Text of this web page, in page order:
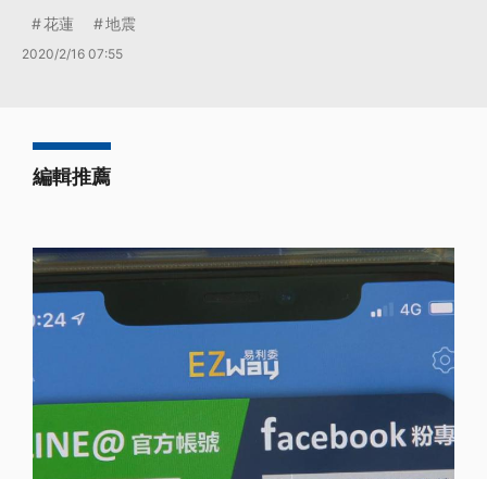
花蓮 地震
2020/2/16 07:55
編輯推薦